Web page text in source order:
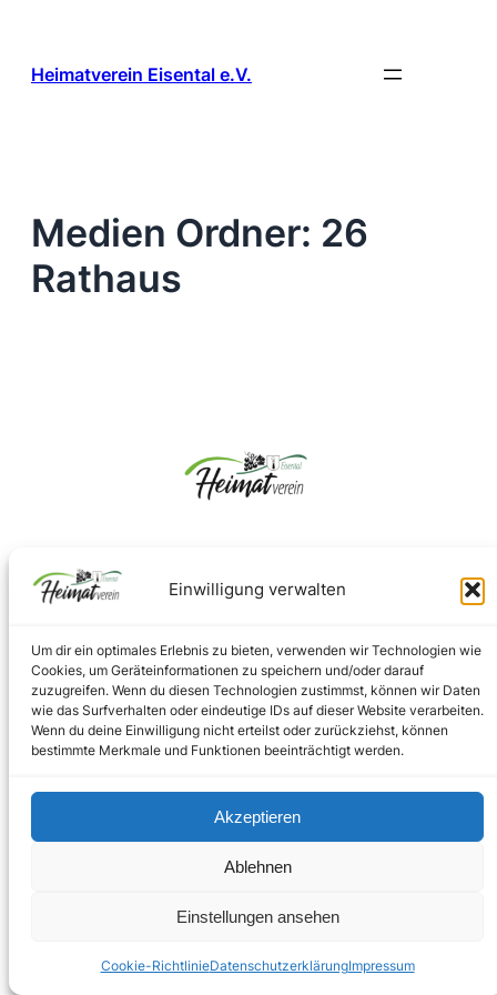
Einwilligung verwalten
Um dir ein optimales Erlebnis zu bieten, verwenden wir Technologien wie
Cookies, um Geräteinformationen zu speichern und/oder darauf
zuzugreifen. Wenn du diesen Technologien zustimmst, können wir Daten
wie das Surfverhalten oder eindeutige IDs auf dieser Website verarbeiten.
Wenn du deine Einwilligung nicht erteilst oder zurückziehst, können
bestimmte Merkmale und Funktionen beeinträchtigt werden.
Akzeptieren
Ablehnen
Einstellungen ansehen
Cookie-RichtlinieDatenschutzerklärungImpressum
springen
Heimatverein Eisental e.V.
Medien Ordner: 26
Rathaus
Impressum–Datenschutz
Copyright © 2024